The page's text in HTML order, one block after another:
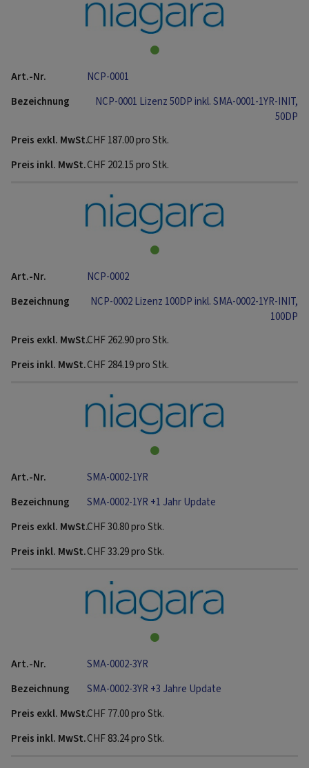
NCP-0001
NCP-0001 Lizenz 50DP inkl. SMA-0001-1YR-INIT,
50DP
CHF187.00pro Stk.
CHF202.15pro Stk.
NCP-0002
NCP-0002 Lizenz 100DP inkl. SMA-0002-1YR-INIT,
100DP
CHF262.90pro Stk.
CHF284.19pro Stk.
SMA-0002-1YR
SMA-0002-1YR +1 Jahr Update
CHF30.80pro Stk.
CHF33.29pro Stk.
SMA-0002-3YR
SMA-0002-3YR +3 Jahre Update
CHF77.00pro Stk.
CHF83.24pro Stk.